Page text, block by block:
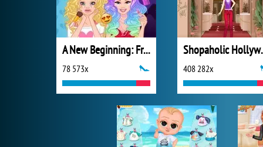
A New Beginning: From Sad To Fab
78 573x 408 282x